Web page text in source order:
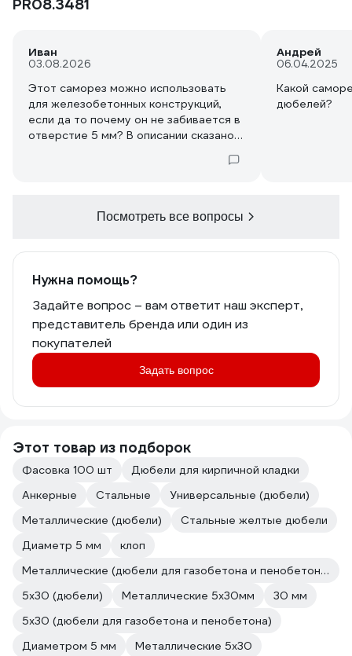
PR08.3481
Иван
03.08.2026
Этот саморез можно использовать
для железобетонных конструкций,
если да то почему он не забивается в
отверстие 5 мм? В описании сказано
мм, поясните пожалуйста точнее по
отверстие большего диаметра?
Андрей
06.04.2025
Какой
дюбелей?
Посмотреть все вопросы
Нужна помощь?
Задайте вопрос – вам ответит наш эксперт,
представитель бренда или один из
покупателей
Задать вопрос
Этот товар из подборок
Фасовка 100 шт
Дюбели для кирпичной кладки
Анкерные
Стальные
Универсальные (дюбели)
Металлические (дюбели)
Стальные желтые дюбели
Диаметр 5 мм
клоп
Металлические (дюбели для газобетона и пенобетона)
5х30 (дюбели)
Металлические 5х30мм
30 мм
5х30 (дюбели для газобетона и пенобетона)
Диаметром 5 мм
Металлические 5х30